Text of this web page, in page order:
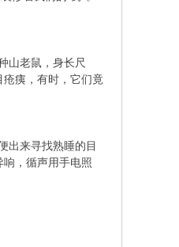
山老鼠，身长尺
痍，有时，它们竟
出来寻找熟睡的目
，循声用手电照